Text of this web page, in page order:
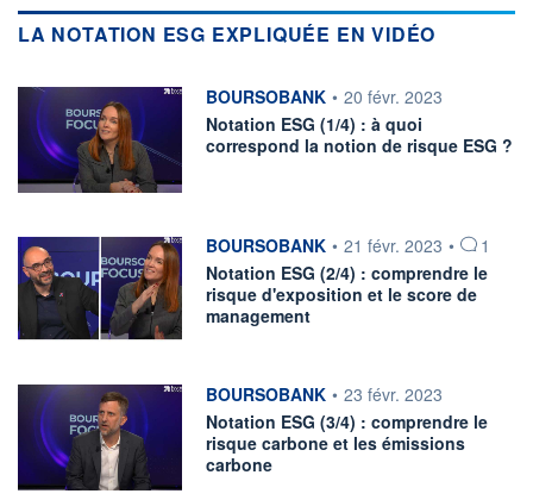
LA NOTATION ESG EXPLIQUÉE EN VIDÉO
information fournie par
BOURSOBANK • 20 févr. 2023
Notation ESG (1/4) : à quoi
correspond la notion de risque ESG ?
information fournie par
BOURSOBANK • 21 févr. 2023 •
1
Notation ESG (2/4) : comprendre le
risque d'exposition et le score de
management
information fournie par
BOURSOBANK • 23 févr. 2023
Notation ESG (3/4) : comprendre le
risque carbone et les émissions
carbone